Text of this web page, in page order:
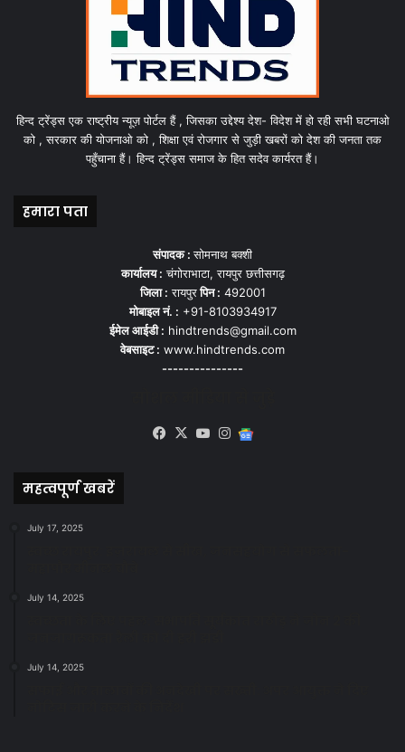
हिन्द ट्रेंड्स एक राष्ट्रीय न्यूज़ पोर्टल हैं , जिसका उद्देश्य देश- विदेश में हो रही सभी घटनाओ
को , सरकार की योजनाओ को , शिक्षा एवं रोजगार से जुड़ी खबरों को देश की जनता तक
पहुँचाना हैं। हिन्द ट्रेंड्स समाज के हित सदेव कार्यरत हैं।
हमारा पता
संपादक :सोमनाथ बक्शी
कार्यालय : चंगोराभाटा, रायपुर छत्तीसगढ़
जिला : रायपुरपिन : 492001
मोबाइल नं. : +91-8103934917
ईमेल आईडी : hindtrends@gmail.com
वेबसाइट : www.hindtrends.com
---------------
Facebook
X YouTubeInstagram
महत्वपूर्ण खबरें
July 17, 2025
July 14, 2025
July 14, 2025